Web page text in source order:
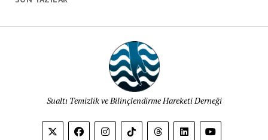
Sualtı Temizlik ve Bilinçlendirme Hareketi Derneği